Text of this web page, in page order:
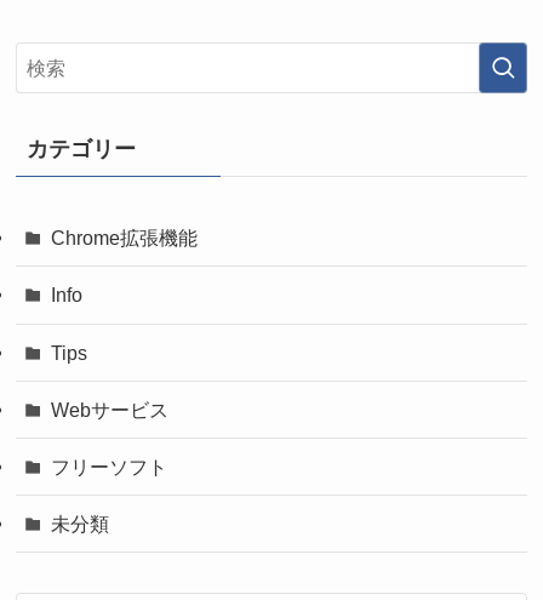
カテゴリー
Chrome拡張機能
Info
Tips
Webサービス
フリーソフト
未分類